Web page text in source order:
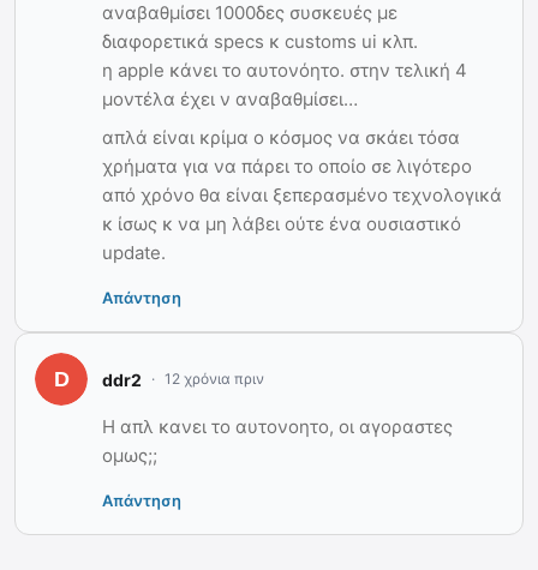
αναβαθμίσει 1000δες συσκευές με
διαφορετικά specs κ customs ui κλπ.
η apple κάνει το αυτονόητο. στην τελική 4
μοντέλα έχει ν αναβαθμίσει…
απλά είναι κρίμα ο κόσμος να σκάει τόσα
χρήματα για να πάρει το οποίο σε λιγότερο
από χρόνο θα είναι ξεπερασμένο τεχνολογικά
κ ίσως κ να μη λάβει ούτε ένα ουσιαστικό
update.
Απάντηση
ddr2 12 χρόνια πριν
Η απλ κανει το αυτονοητο, οι αγοραστες
ομως;;
Απάντηση